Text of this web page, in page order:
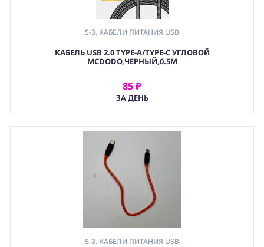
5-3. КАБЕЛИ ПИТАНИЯ USB
КАБЕЛЬ USB 2.0 TYPE-A/TYPE-C УГЛОВОЙ
MCDODO,ЧЕРНЫЙ,0.5М
85 ₽
ЗА ДЕНЬ
АРЕНДОВАТЬ
5-3. КАБЕЛИ ПИТАНИЯ USB